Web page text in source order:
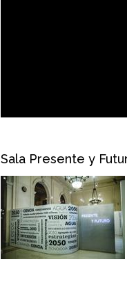
Sala Presente y